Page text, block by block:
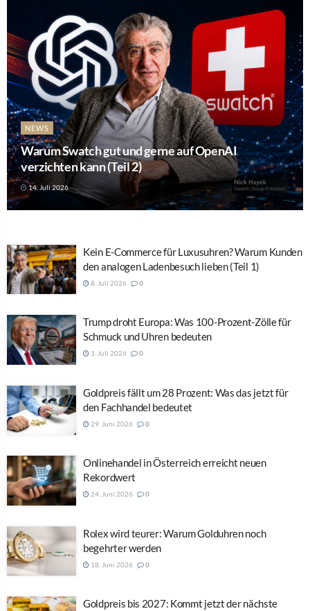
NEWS
Warum Swatch gut und gerne auf OpenAI
verzichten kann (Teil 2)
14. Juli 2026
Kein E-Commerce für Luxusuhren? Warum Kunden
den analogen Ladenbesuch lieben (Teil 1)
8. Juli 2026 0
Trump droht Europa: Was 100-Prozent-Zölle für
Schmuck und Uhren bedeuten
1. Juli 2026 0
Goldpreis fällt um 28 Prozent: Was das jetzt für
den Fachhandel bedeutet
29. Juni 2026 0
Onlinehandel in Österreich erreicht neuen
Rekordwert
24. Juni 2026 0
Rolex wird teurer: Warum Golduhren noch
begehrter werden
18. Juni 2026 0
Goldpreis bis 2027: Kommt jetzt der nächste